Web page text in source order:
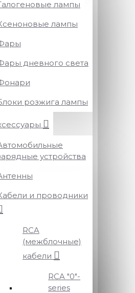
лампы
лампы
дневного света
розжига лампы
устройства
и проводники
RCA
(межблочные)
кабели
RCA "0"-
series